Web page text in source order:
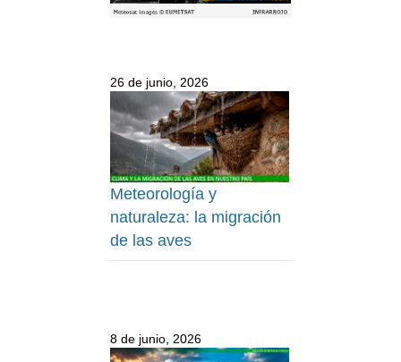
26 de junio, 2026
Meteorología y
naturaleza: la migración
de las aves
8 de junio, 2026